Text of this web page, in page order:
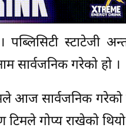
स्टाटेजी
सार्वजनिक गरेको हो ।
आज सार्वजनिक
गोप्य राखेको